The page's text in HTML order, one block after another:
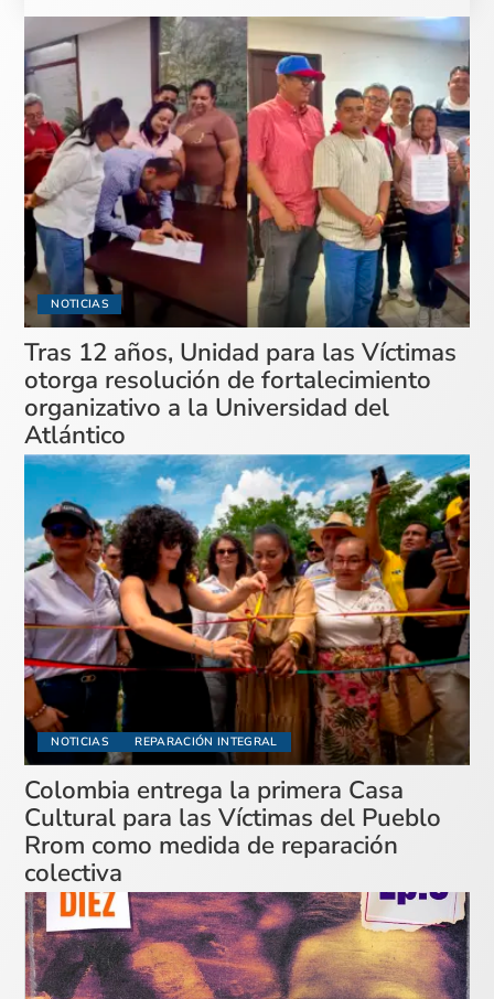
NOTICIAS
Tras 12 años, Unidad para las Víctimas
otorga resolución de fortalecimiento
organizativo a la Universidad del
Atlántico
NOTICIAS REPARACIÓN INTEGRAL
Colombia entrega la primera Casa
Cultural para las Víctimas del Pueblo
Rrom como medida de reparación
colectiva